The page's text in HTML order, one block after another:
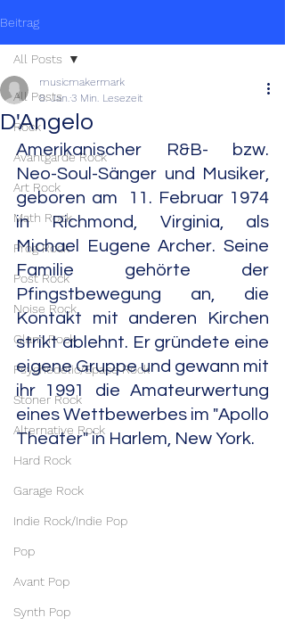
Beitrag
All Posts
Rock
Avantgarde Rock
Art Rock
Math Rock
Prog Rock
Post Rock
Noise Rock
Glam Rock
Psychedelic/Space Rock
Stoner Rock
Alternative Rock
Hard Rock
Garage Rock
Indie Rock/Indie Pop
Pop
Avant Pop
Synth Pop
All Posts
D'Angelo
musicmakermark
8. Jan.3 Min. Lesezeit
Amerikanischer R&B- bzw.
Neo-Soul-Sänger und Musiker,
geboren am  11. Februar 1974
in Richmond, Virginia, als
Michael Eugene Archer. Seine
Familie gehörte der
Pfingstbewegung an, die
Kontakt mit anderen Kirchen
strikt ablehnt. Er gründete eine
eigene Gruppe und gewann mit
ihr 1991 die Amateurwertung
eines Wettbewerbes im "Apollo
Theater" in Harlem, New York.